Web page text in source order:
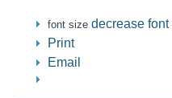
font size decrease font
Print
Email